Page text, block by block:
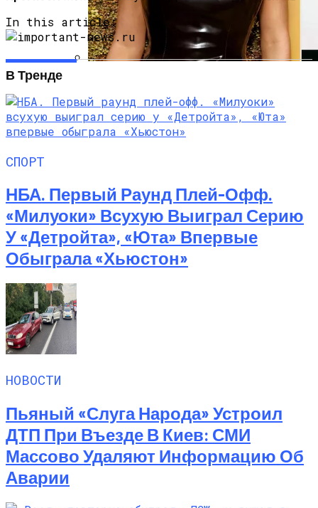
Дженнер Дарит Миру Свои Духи COSMIC
In this article:
В Тренде
СПОРТ
НБА. Первый Раунд Плей-Офф.
«Милуоки» Всухую Выиграл Серию
У «Детройта», «Юта» Впервые
Обыграла «Хьюстон»
НОВОСТИ
Пьяный «слуга Народа» Устроил
ДТП При Въезде В Киев: СМИ
Массово Удаляют Информацию Об
Аварии